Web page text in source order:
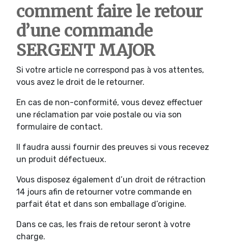
comment faire le retour
d’une commande
SERGENT MAJOR
Si votre article ne correspond pas à vos attentes,
vous avez le droit de le retourner.
En cas de non-conformité, vous devez effectuer
une réclamation par voie postale ou via son
formulaire de contact.
Il faudra aussi fournir des preuves si vous recevez
un produit défectueux.
Vous disposez également d’un droit de rétraction
14 jours afin de retourner votre commande en
parfait état et dans son emballage d’origine.
Dans ce cas, les frais de retour seront à votre
charge.